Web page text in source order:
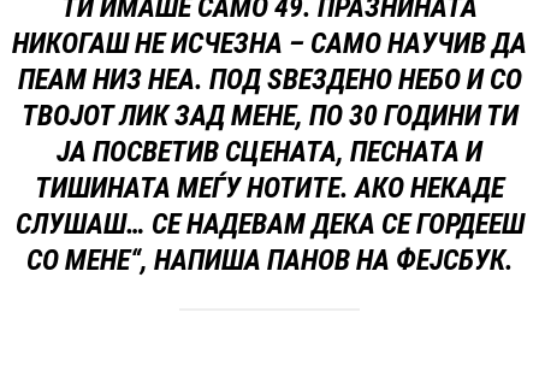
ТИ ИМАШЕ САМО 49. ПРАЗНИНАТА
НИКОГАШ НЕ ИСЧЕЗНА – САМО НАУЧИВ ДА
ПЕАМ НИЗ НЕА. ПОД ЅВЕЗДЕНО НЕБО И СО
ТВОЈОТ ЛИК ЗАД МЕНЕ, ПО 30 ГОДИНИ ТИ
ЈА ПОСВЕТИВ СЦЕНАТА, ПЕСНАТА И
ТИШИНАТА МЕЃУ НОТИТЕ. АКО НЕКАДЕ
СЛУШАШ… СЕ НАДЕВАМ ДЕКА СЕ ГОРДЕЕШ
СО МЕНЕ“, НАПИША ПАНОВ НА ФЕЈСБУК.